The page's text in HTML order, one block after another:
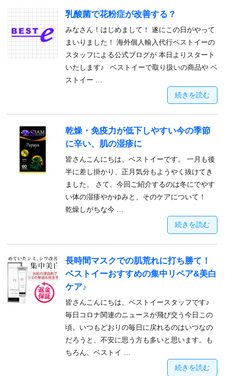
乳酸菌で花粉症が改善する？
みなさん！はじめまして！ 遂にこの日がやって
まいりました！ 海外個人輸入代行ベストイーの
スタッフによる公式ブログが 本日よりスタート
いたします♪ ベストイーで取り扱いの商品や ベ
ストイー …
続きを読む
乾燥・免疫力が低下しやすい今の季節
に辛い、肌の湿疹に
皆さんこんにちは、ベストイーです。 一月も後
半に差し掛かり、正月気分もようやく抜けてき
ました。 さて、今回ご紹介するのは冬にでやす
い体の湿疹やかゆみと、そのケアについて！
乾燥しがちな今 …
続きを読む
長時間マスクでの肌荒れに打ち勝て！
ベストイーおすすめの集中リペア&美白
ケア♪
皆さんこんにちは、ベストイースタッフです♪
毎日コロナ関連のニュースが飛び交う今日この
頃。いつもどおりの毎日に戻れるのはいつなの
だろうと、不安に思う方も多いと思います。も
ちろん、ベストイ …
続きを読む